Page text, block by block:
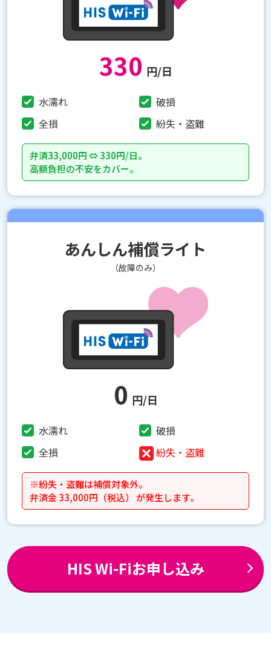
330 円/日
水濡れ
破損
全損
紛失・盗難
弁済33,000円 ⇔ 330円/日。
高額負担の不安をカバー。
あんしん補償ライト
（故障のみ）
0 円/日
水濡れ
破損
全損
紛失・盗難
※紛失・盗難は補償対象外。
弁済金 33,000円（税込） が発生します。
HIS Wi-Fiお申し込み